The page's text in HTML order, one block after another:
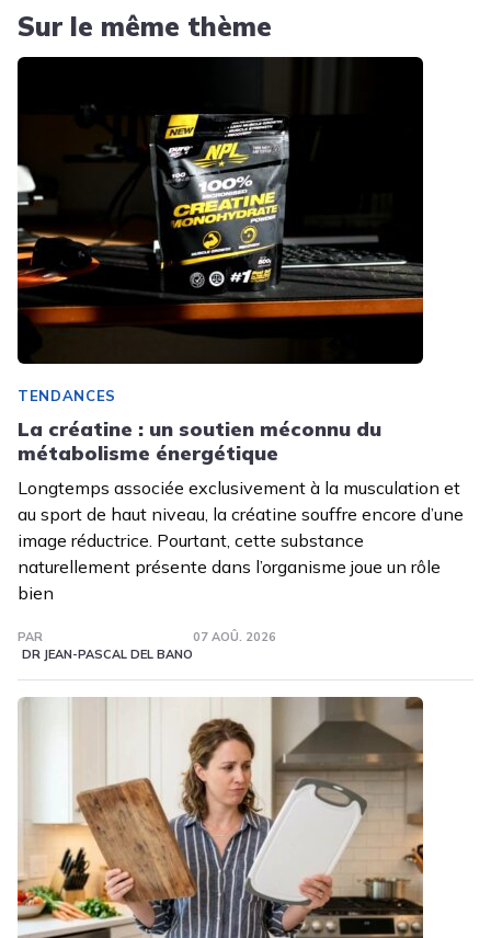
Sur le même thème
TENDANCES
La créatine : un soutien méconnu du
métabolisme énergétique
Longtemps associée exclusivement à la musculation et
au sport de haut niveau, la créatine souffre encore d’une
image réductrice. Pourtant, cette substance
naturellement présente dans l’organisme joue un rôle
bien
PAR
DR JEAN-PASCAL DEL BANO
07 AOÛ. 2026